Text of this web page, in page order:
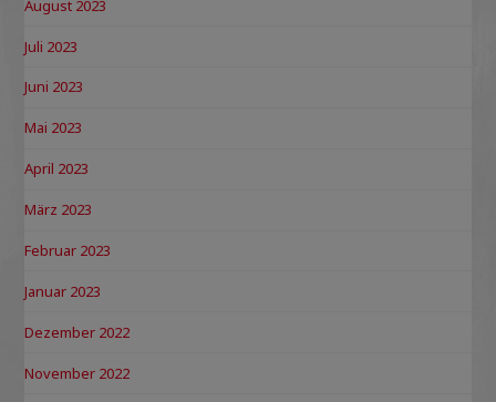
August 2023
Juli 2023
Juni 2023
Mai 2023
April 2023
März 2023
Februar 2023
Januar 2023
Dezember 2022
November 2022